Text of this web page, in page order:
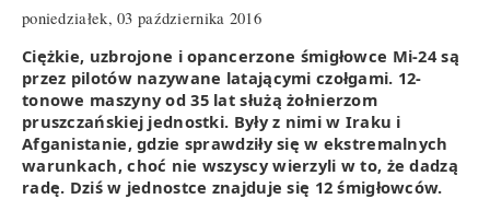
poniedziałek, 03 października 2016
Ciężkie, uzbrojone i opancerzone śmigłowce Mi-24 są
przez pilotów nazywane latającymi czołgami. 12-
tonowe maszyny od 35 lat służą żołnierzom
pruszczańskiej jednostki. Były z nimi w Iraku i
Afganistanie, gdzie sprawdziły się w ekstremalnych
warunkach, choć nie wszyscy wierzyli w to, że dadzą
radę. Dziś w jednostce znajduje się 12 śmigłowców.